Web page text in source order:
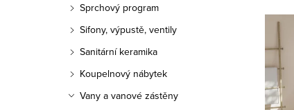
n
n
Sprchový program
Sifony, výpustě, ventily
Sanitární keramika
Koupelnový nábytek
Vany a vanové zástěny
n
V
p